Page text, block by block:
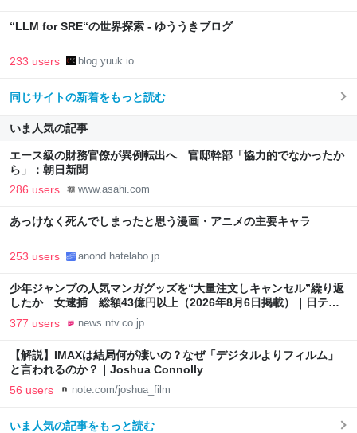
“LLM for SRE“の世界探索 - ゆううきブログ
233 users blog.yuuk.io
同じサイトの新着をもっと読む
いま人気の記事
エース級の財務官僚が異例転出へ 官邸幹部「協力的でなかったか
ら」：朝日新聞
286 users www.asahi.com
あっけなく死んでしまったと思う漫画・アニメの主要キャラ
253 users anond.hatelabo.jp
少年ジャンプの人気マンガグッズを“大量注文しキャンセル”繰り返
したか 女逮捕 総額43億円以上（2026年8月6日掲載）｜日テレ
NEWS NNN
377 users news.ntv.co.jp
【解説】IMAXは結局何が凄いの？なぜ「デジタルよりフィルム」
と言われるのか？｜Joshua Connolly
56 users note.com/joshua_film
いま人気の記事をもっと読む